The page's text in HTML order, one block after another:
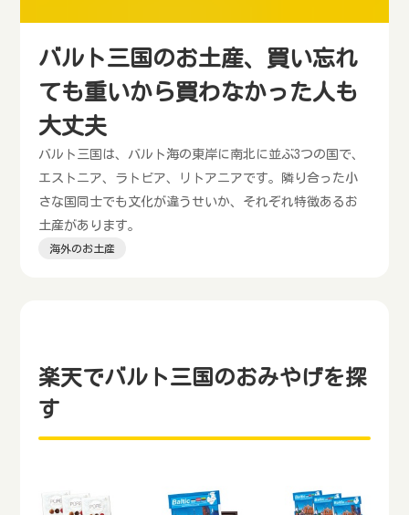
バルト三国のお土産、買い忘れ
ても重いから買わなかった人も
大丈夫
バルト三国は、バルト海の東岸に南北に並ぶ3つの国で、
エストニア、ラトビア、リトアニアです。隣り合った小
さな国同士でも文化が違うせいか、それぞれ特徴あるお
土産があります。
海外のお土産
楽天でバルト三国のおみやげを探
す